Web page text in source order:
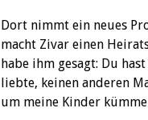
Dort nimmt ein neues
macht Zivar einen
habe ihm gesagt: Du
liebte, keinen anderen
um meine Kinder